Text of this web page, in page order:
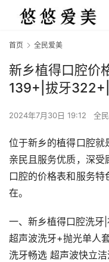
首页 全民爱美
新乡植得口腔价
139+|拔牙322+|
2024年7月30日 19:12 全
位于新乡的植得口腔就
亲民且服务优质，深
口腔的价格表和服务
在。
一、新乡植得口腔洗牙
超声波洗牙+抛光单人
洗牙畅选 超声波快立